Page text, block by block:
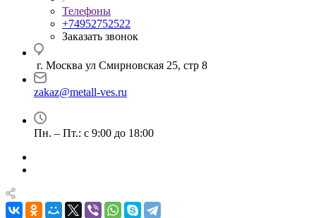
Телефоны
+74952752522
Заказать звонок
г. Москва ул Смирновская 25, стр 8
zakaz@metall-ves.ru
Пн. – Пт.: с 9:00 до 18:00